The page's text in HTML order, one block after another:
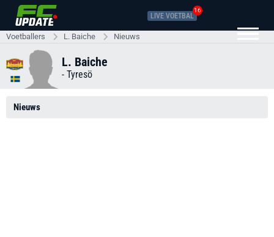
LIVE VOETBAL
16
Voetballers L. Baiche Nieuws
L. Baiche
- Tyresö
Nieuws